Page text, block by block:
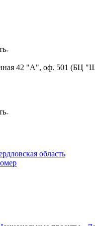
42 "А", оф. 501 (БЦ
область